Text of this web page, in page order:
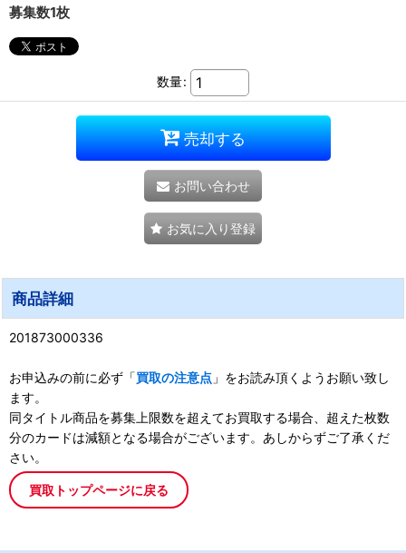
募集数1枚
数量:
売却する
お問い合わせ
お気に入り登録
商品詳細
201873000336
お申込みの前に必ず「買取の注意点 」をお読み頂くようお願い致し
ます。
同タイトル商品を募集上限数を超えてお買取する場合、超えた枚数
分のカードは減額となる場合がございます。あしからずご了承くだ
さい。
買取トップページに戻る